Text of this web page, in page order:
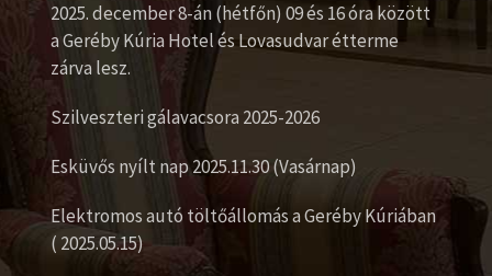
2025. december 8-án (hétfőn) 09 és 16 óra között
a Geréby Kúria Hotel és Lovasudvar étterme
zárva lesz.
Szilveszteri gálavacsora 2025-2026
Esküvős nyílt nap 2025.11.30 (Vasárnap)
Elektromos autó töltőállomás a Geréby Kúriában
( 2025.05.15)